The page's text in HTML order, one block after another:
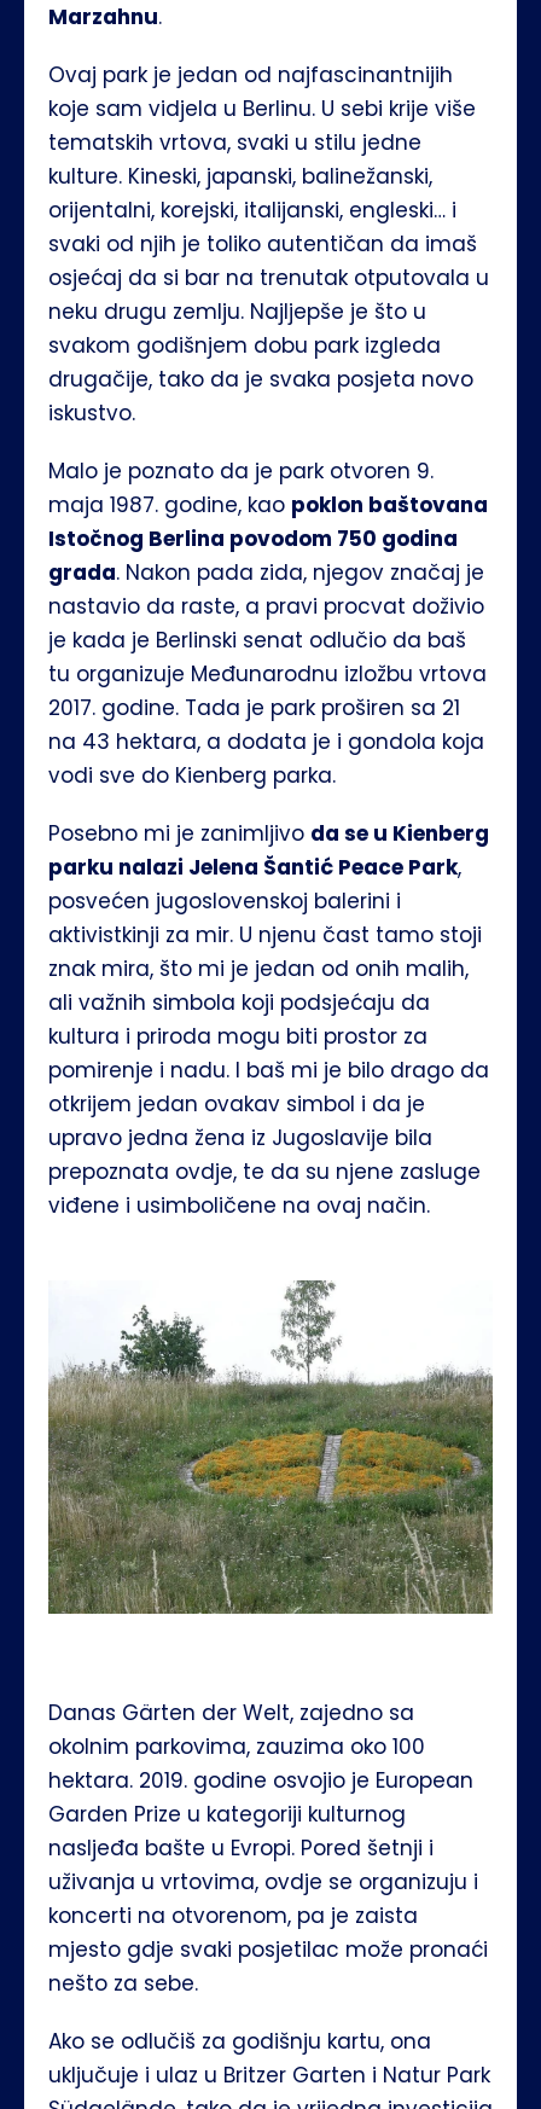
Marzahnu.
Ovaj park je jedan od najfascinantnijih
koje sam vidjela u Berlinu. U sebi krije više
tematskih vrtova, svaki u stilu jedne
kulture. Kineski, japanski, balinežanski,
orijentalni, korejski, italijanski, engleski… i
svaki od njih je toliko autentičan da imaš
osjećaj da si bar na trenutak otputovala u
neku drugu zemlju. Najljepše je što u
svakom godišnjem dobu park izgleda
drugačije, tako da je svaka posjeta novo
iskustvo.
Malo je poznato da je park otvoren 9.
maja 1987. godine, kao poklon baštovana
Istočnog Berlina povodom 750 godina
grada. Nakon pada zida, njegov značaj je
nastavio da raste, a pravi procvat doživio
je kada je Berlinski senat odlučio da baš
tu organizuje Međunarodnu izložbu vrtova
2017. godine. Tada je park proširen sa 21
na 43 hektara, a dodata je i gondola koja
vodi sve do Kienberg parka.
Posebno mi je zanimljivo da se u Kienberg
parku nalazi Jelena Šantić Peace Park,
posvećen jugoslovenskoj balerini i
aktivistkinji za mir. U njenu čast tamo stoji
znak mira, što mi je jedan od onih malih,
ali važnih simbola koji podsjećaju da
kultura i priroda mogu biti prostor za
pomirenje i nadu. I baš mi je bilo drago da
otkrijem jedan ovakav simbol i da je
upravo jedna žena iz Jugoslavije bila
prepoznata ovdje, te da su njene zasluge
viđene i usimboličene na ovaj način.
Danas Gärten der Welt, zajedno sa
okolnim parkovima, zauzima oko 100
hektara. 2019. godine osvojio je European
Garden Prize u kategoriji kulturnog
nasljeđa bašte u Evropi. Pored šetnji i
uživanja u vrtovima, ovdje se organizuju i
koncerti na otvorenom, pa je zaista
mjesto gdje svaki posjetilac može pronaći
nešto za sebe.
Ako se odlučiš za godišnju kartu, ona
uključuje i ulaz u Britzer Garten i Natur Park